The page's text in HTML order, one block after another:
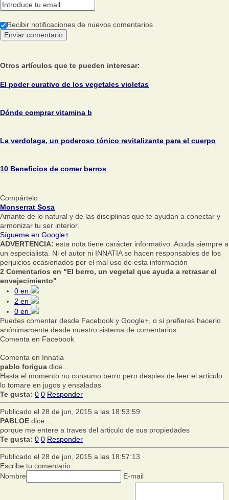
Recibir notificaciones de nuevos comentarios
Otros artículos que te pueden interesar:
El poder curativo de los vegetales violetas
Dónde comprar vitamina b
La verdolaga, un poderoso tónico revitalizante para el cuerpo
10 Beneficios de comer berros
Compártelo
Monserrat Sosa
Amante de lo natural y de las disciplinas que te ayudan a conectar y
armonizar tu ser interior.
Sígueme en Google+
ADVERTENCIA: esta nota tiene carácter informativo. Acuda siempre a
un especialista. Ni el autor ni INNATIA se hacen responsables de los
perjuicios ocasionados por el mal uso de esta información
2 Comentarios en "El berro, un vegetal que ayuda a retrasar el
envejecimiento"
0 en
2 en
0 en
Puedes comentar desde Facebook y Google+, o si prefieres hacerlo
anónimamente desde nuestro sistema de comentarios
Comenta en Facebook
Comenta en Innatia
pablo forigua dice...
Hasta el momento no consumo berro pero despies de leer el articulo
lo tomare en jugos y ensaladas
Te gusta: 0 0 Responder
Publicado el 28 de jun, 2015 a las 18:53:59
PABLOE dice...
porque me entere a traves del articulo de sus propiedades
Te gusta: 0 0 Responder
Publicado el 28 de jun, 2015 a las 18:57:13
Escribe tu comentario
Nombre
E-mail